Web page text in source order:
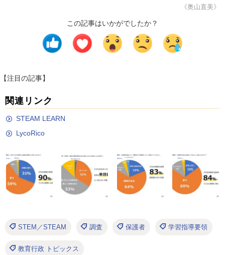
《奥山直美》
この記事はいかがでしたか？
【注目の記事】
関連リンク
STEAM LEARN
LycoRico
STEM／STEAM 調査 保護者 学習指導要領
教育行政 トピックス